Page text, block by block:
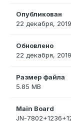
Опубликован
22 декабря, 2019
Обновлено
22 декабря, 2019
Размер файла
5.85 MB
Main Board
JN-